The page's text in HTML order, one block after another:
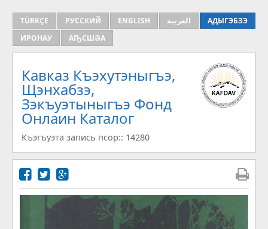
TÜRKÇE РУССКИЙ ENGLISH العربية
АДЫГЭБЗЭ
ИРОНАУ
АҦСШӘА
Кавказ Къэхутэныгъэ,
Щэнхабзэ,
Зэкъуэтыныгъэ Фонд
Онлаин Каталог
Къэгъуэта запись псор:: 14280